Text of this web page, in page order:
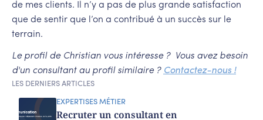
de mes clients. Il n’y a pas de plus grande satisfaction
que de sentir que l’on a contribué à un succès sur le
terrain.
Le profil de Christian vous intéresse ? Vous avez besoin
d'un consultant au profil similaire ? Contactez-nous !
LES DERNIERS ARTICLES
EXPERTISES MÉTIER
Recruter un consultant en